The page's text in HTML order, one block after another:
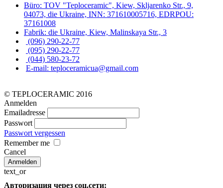
Büro: TOV "Teploceramic", Kiew, Skljarenko Str., 9,
04073, die Ukraine, INN: 371610005716, EDRPOU:
37161008
Fabrik: die Ukraine, Kiew, Malinskaya Str., 3
(096) 290-22-77
(095) 290-22-77
(044) 580-23-72
E-mail: teploceramicua@gmail.com
© TEPLOCERAMIC 2016
Anmelden
Emailadresse
Passwort
Passwort vergessen
Remember me
Cancel
text_or
Авторизация через соц.сети: